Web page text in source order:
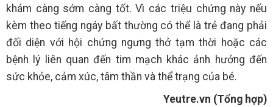
khám càng sớm càng tốt. Vì các triệu chứng này nếu
kèm theo tiếng ngáy bất thường có thể là trẻ đang phải
đối diện với hội chứng ngưng thở tạm thời hoặc các
bệnh lý liên quan đến tim mạch khác ảnh hưởng đến
sức khỏe, cảm xúc, tâm thần và thể trạng của bé.
Yeutre.vn (Tổng hợp)